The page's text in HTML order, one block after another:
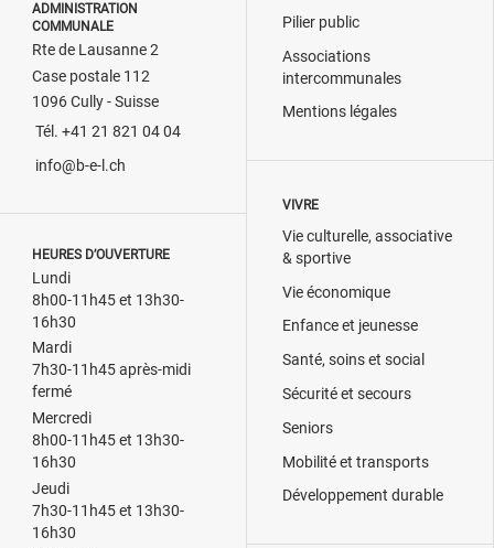
ADMINISTRATION
COMMUNALE
Rte de Lausanne 2
Case postale 112
1096 Cully - Suisse
Tél. +41 21 821 04 04
info@b-e-l.ch
HEURES D’OUVERTURE
Lundi
8h00-11h45 et 13h30-
16h30
Mardi
7h30-11h45 après-midi
fermé
Mercredi
8h00-11h45 et 13h30-
16h30
Jeudi
7h30-11h45 et 13h30-
16h30
Pilier public
Associations
intercommunales
Mentions légales
VIVRE
Vie culturelle, associative
& sportive
Vie économique
Enfance et jeunesse
Santé, soins et social
Sécurité et secours
Seniors
Mobilité et transports
Développement durable